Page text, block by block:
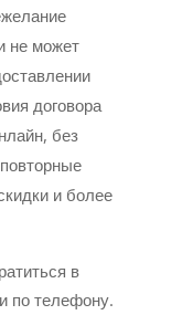
не может
договора
без
и более
в
по телефону.